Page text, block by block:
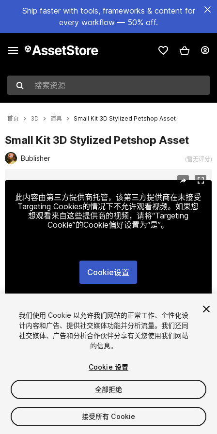
Ship faster with tools, frameworks & content for
every workflow — 50% off.
搜索资源
首页 3D 道具 Small Kit 3D Stylized Petshop Asset
Small Kit 3D Stylized Petshop Asset
Bublisher (暂无评分)
此内容由第三方提供商托管，该第三方提供商在未接受
Targeting Cookies的情况下不允许观看视频。如果您
想观看来自这些提供商的视频，请将“Targeting
Cookie”的Cookie偏好设置为“是”。
Cookie设置
FREE
34viewsin the past week
我们使用 Cookie 以允许我们网站的正常工作、个性化设
计内容和广告、提供社交媒体功能并分析流量。我们还同
社交媒体、广告和分析合作伙伴分享有关您使用我们网站
的信息。
Cookie 设置
全部拒绝
接受所有 Cookie